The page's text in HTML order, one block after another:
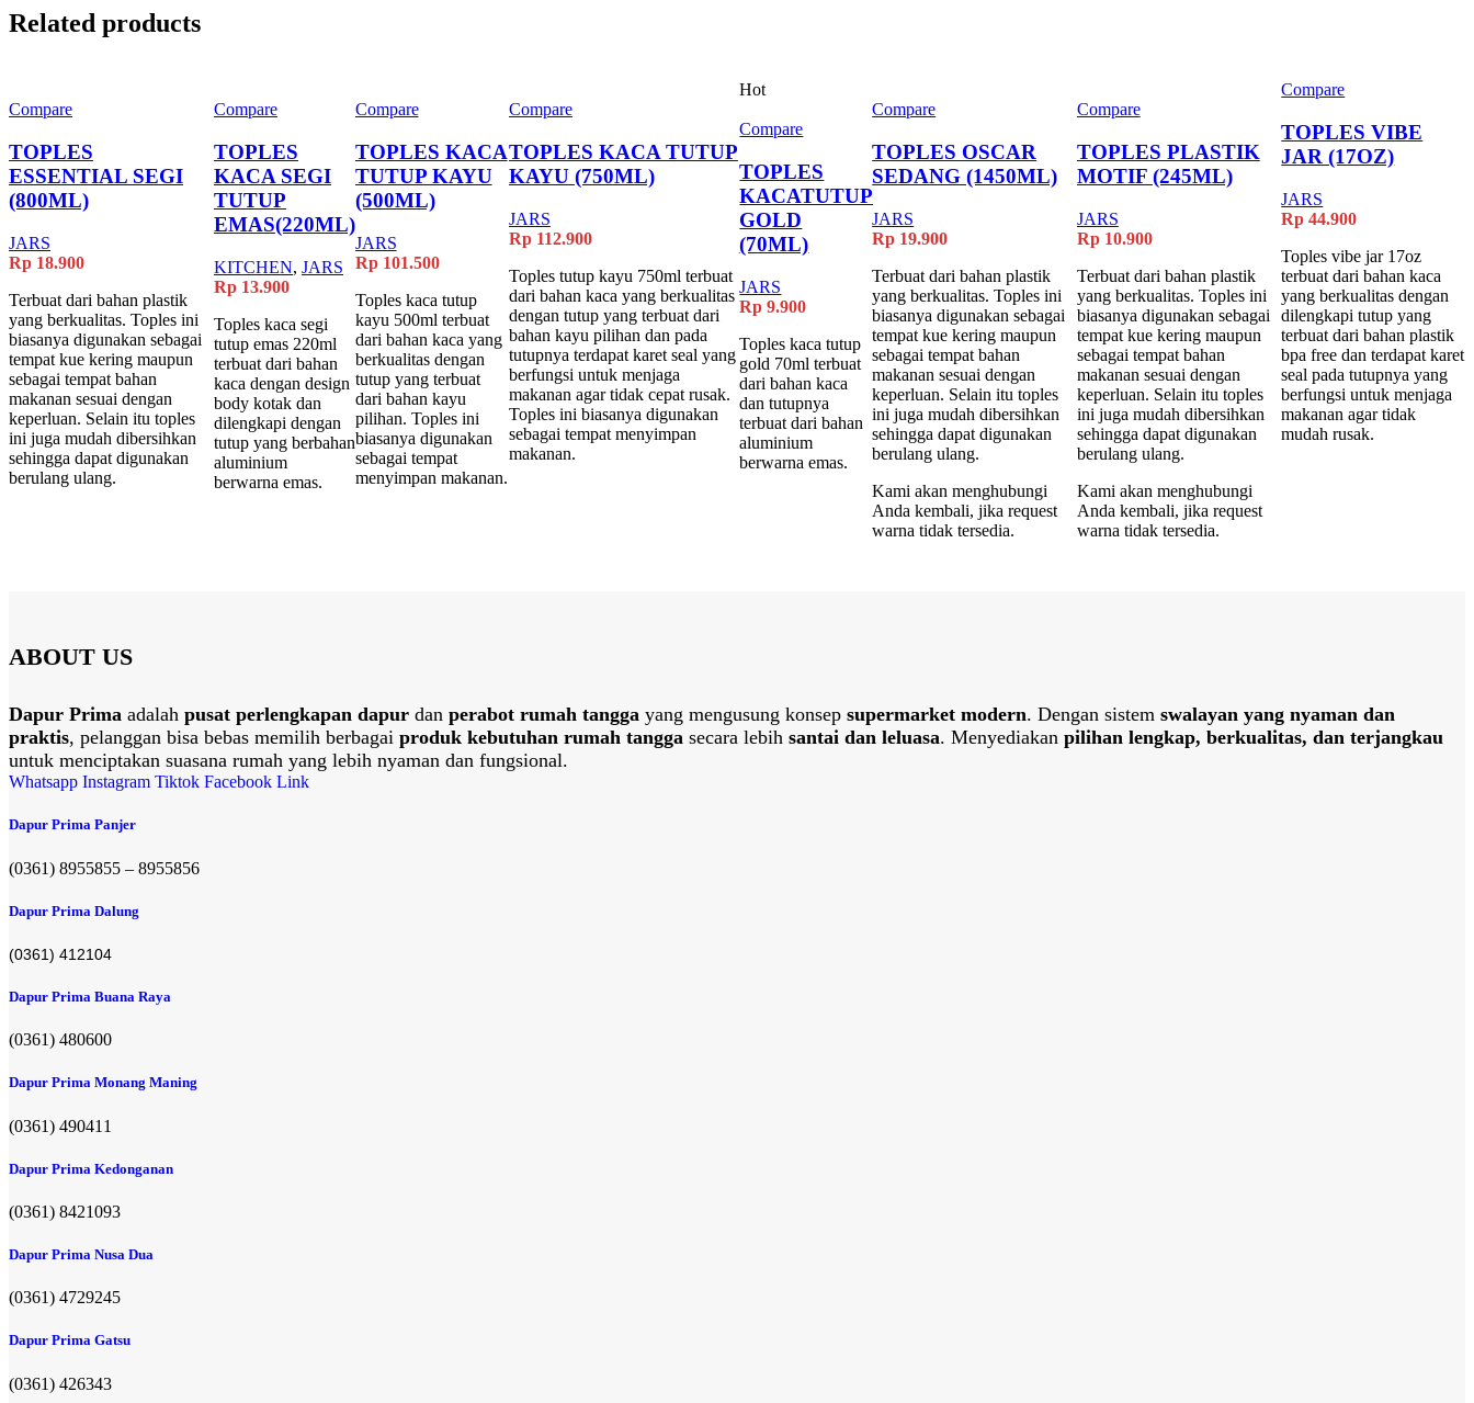
Related products
Compare
TOPLES
ESSENTIAL SEGI
(800ML)
JARS
Rp 18.900
Terbuat dari bahan plastik
yang berkualitas. Toples ini
biasanya digunakan sebagai
tempat kue kering maupun
sebagai tempat bahan
makanan sesuai dengan
keperluan. Selain itu toples
ini juga mudah dibersihkan
sehingga dapat digunakan
berulang ulang.
Compare
TOPLES
KACA SEGI
TUTUP
EMAS(220ML)
KITCHEN, JARS
Rp13.900
Toples kaca segi
tutup emas 220ml
terbuat dari bahan
kaca dengan design
body kotak dan
dilengkapi dengan
tutup yang berbahan
aluminium
berwarna emas.
Compare
TOPLES KACA
TUTUP KAYU
(500ML)
JARS
Rp101.500
Toples kaca tutup
kayu 500ml terbuat
dari bahan kaca yang
berkualitas dengan
tutup yang terbuat
dari bahan kayu
pilihan. Toples ini
biasanya digunakan
sebagai tempat
menyimpan makanan.
Compare
TOPLES KACA TUTUP
KAYU (750ML)
JARS
Rp112.900
Toples tutup kayu 750ml terbuat
dari bahan kaca yang berkualitas
dengan tutup yang terbuat dari
bahan kayu pilihan dan pada
tutupnya terdapat karet seal yang
berfungsi untuk menjaga
makanan agar tidak cepat rusak.
Toples ini biasanya digunakan
sebagai tempat menyimpan
makanan.
Hot
Compare
TOPLES
KACATUTUP
GOLD
(70ML)
JARS
Rp 9.900
Toples kaca tutup
gold 70ml terbuat
dari bahan kaca
dan tutupnya
terbuat dari bahan
aluminium
berwarna emas.
Compare
TOPLES OSCAR
SEDANG (1450ML)
JARS
Rp 19.900
Terbuat dari bahan plastik
yang berkualitas. Toples ini
biasanya digunakan sebagai
tempat kue kering maupun
sebagai tempat bahan
makanan sesuai dengan
keperluan. Selain itu toples
ini juga mudah dibersihkan
sehingga dapat digunakan
berulang ulang.
Kami akan menghubungi
Anda kembali, jika request
warna tidak tersedia.
Compare
TOPLES PLASTIK
MOTIF (245ML)
JARS
Rp10.900
Terbuat dari bahan plastik
yang berkualitas. Toples ini
biasanya digunakan sebagai
tempat kue kering maupun
sebagai tempat bahan
makanan sesuai dengan
keperluan. Selain itu toples
ini juga mudah dibersihkan
sehingga dapat digunakan
berulang ulang.
Kami akan menghubungi
Anda kembali, jika request
warna tidak tersedia.
Compare
TOPLES VIBE
JAR (17OZ)
JARS
Rp 44.900
Toples vibe jar 17oz
terbuat dari bahan kaca
yang berkualitas dengan
dilengkapi tutup yang
terbuat dari bahan plastik
bpa free dan terdapat karet
seal pada tutupnya yang
berfungsi untuk menjaga
makanan agar tidak
mudah rusak.
ABOUT US
Dapur Prima adalah pusat perlengkapan dapur dan perabot rumah tangga yang mengusung konsep supermarket modern. Dengan sistem swalayan yang nyaman dan
praktis, pelanggan bisa bebas memilih berbagai produk kebutuhan rumah tangga secara lebih santai dan leluasa. Menyediakan pilihan lengkap, berkualitas, dan terjangkau
untuk menciptakan suasana rumah yang lebih nyaman dan fungsional.
Whatsapp Instagram Tiktok Facebook Link
Dapur Prima Panjer
(0361) 8955855 – 8955856​
Dapur Prima Dalung
(0361) 412104
Dapur Prima Buana Raya
(0361) 480600
Dapur Prima Monang Maning
(0361) 490411​
Dapur Prima Kedonganan
(0361) 8421093
Dapur Prima Nusa Dua
(0361) 4729245
Dapur Prima Gatsu
(0361) 426343